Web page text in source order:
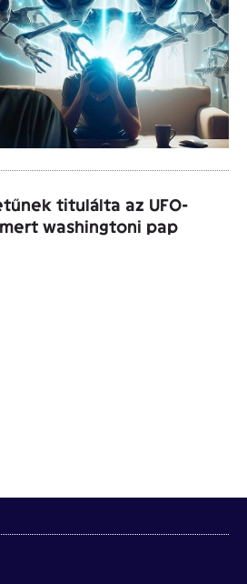
titulálta az UFO-
washingtoni pap